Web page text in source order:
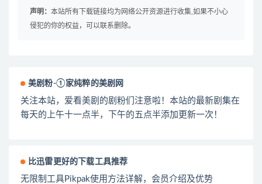
声明： 本站所有下载链接均为网络公开资源进行收集,如果不小心
侵犯的你的权益，可以联系删除。
美剧粉-①家纯粹的美剧网
关注本站，爱看美剧的剧粉们注意啦！本站的最新剧集在
每天的上午十一点半，下午的五点半添加更新一次！
比迅雷更好的下载工具推荐
无限制工具Pikpak使用方法详解，会员介绍及优势